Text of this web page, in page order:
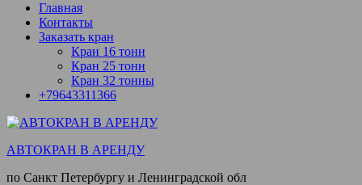
Главная
Контакты
Заказать кран
Кран 16 тонн
Кран 25 тонн
Кран 32 тонны
+79643311366
АВТОКРАН В АРЕНДУ
по Санкт Петербургу и Ленинградской обл